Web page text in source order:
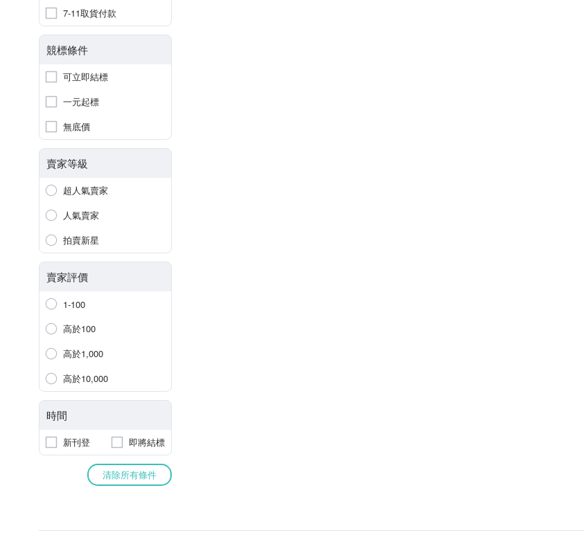
7-11取貨付款
競標條件
可立即結標
一元起標
無底價
賣家等級
超人氣賣家
人氣賣家
拍賣新星
賣家評價
1-100
高於100
高於1,000
高於10,000
時間
新刊登 即將結標
清除所有條件